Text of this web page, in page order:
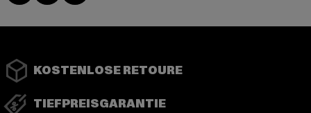
KOSTENLOSE RETOURE
TIEFPREISGARANTIE